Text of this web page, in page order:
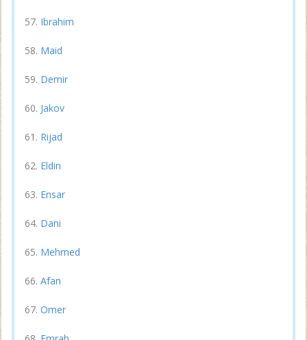
Ibrahim
Maid
Demir
Jakov
Rijad
Eldin
Ensar
Dani
Mehmed
Afan
Omer